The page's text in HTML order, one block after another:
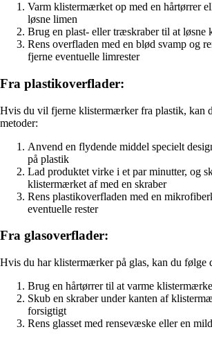
Varm klistermærket op med en hårtørrer
løsne limen
Brug en plast- eller træskraber til at
Rens overfladen med en blød svamp og
fjerne eventuelle limrester
Fra plastikoverflader:
Hvis du vil fjerne klistermærker fra plastik, kan
metoder:
Anvend en flydende middel specielt
på plastik
Lad produktet virke i et par minutter, og
klistermærket af med en skraber
Rens plastikoverfladen med en
eventuelle rester
Fra glasoverflader:
Hvis du har klistermærker på glas, kan du følge
Brug en hårtørrer til at varme
Skub en skraber under kanten af
forsigtigt
Rens glasset med rensevæske eller en